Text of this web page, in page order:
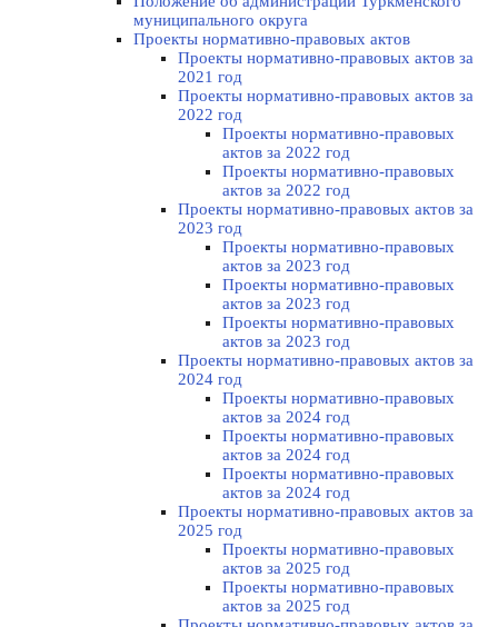
муниципального округа
Проекты нормативно-правовых актов
Проекты нормативно-правовых актов за
2021 год
Проекты нормативно-правовых актов за
2022 год
Проекты нормативно-правовых
актов за 2022 год
Проекты нормативно-правовых
актов за 2022 год
Проекты нормативно-правовых актов за
2023 год
Проекты нормативно-правовых
актов за 2023 год
Проекты нормативно-правовых
актов за 2023 год
Проекты нормативно-правовых
актов за 2023 год
Проекты нормативно-правовых актов за
2024 год
Проекты нормативно-правовых
актов за 2024 год
Проекты нормативно-правовых
актов за 2024 год
Проекты нормативно-правовых
актов за 2024 год
Проекты нормативно-правовых актов за
2025 год
Проекты нормативно-правовых
актов за 2025 год
Проекты нормативно-правовых
актов за 2025 год